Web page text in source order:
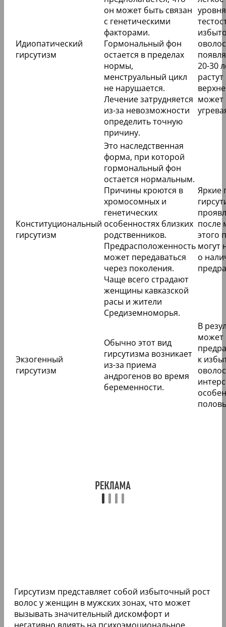
Идиопатический
гирсутизм
он может быть связан
с генетическими
факторами.
Гормональный фон
остается в пределах
нормы,
менструальный цикл
не нарушается.
Лечение затрудняется
из-за невозможности
определить точную
причину.
20-30
может
Конституциональный
гирсутизм
Это наследственная
форма, при которой
гормональный фон
остается нормальным.
Причины кроются в
хромосомных и
генетических
особенностях близких
родственников.
Предрасположенность
может передаваться
через поколения.
Чаще всего страдают
женщины кавказской
расы и жители
Средиземноморья.
Яркие
после
этого
могут
о
Экзогенный
гирсутизм
Обычно этот вид
гирсутизма возникает
из-за приема
андрогенов во время
беременности.
В
может
к
Гирсутизм представляет собой избыточный рост
волос у женщин в мужских зонах, что может
вызывать значительный дискомфорт и
негативно влиять на психоэмоциональное